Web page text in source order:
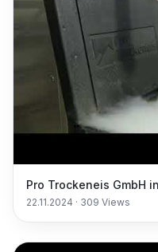
Pro Trockeneis GmbH
22.11.2024 · 309 Views